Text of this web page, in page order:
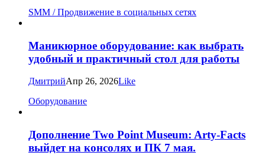
SMM / Продвижение в социальных сетях
Маникюрное оборудование: как выбрать
удобный и практичный стол для работы
ДмитрийАпр 26, 2026Like
Оборудование
Дополнение Two Point Museum: Arty-Facts
выйдет на консолях и ПК 7 мая.